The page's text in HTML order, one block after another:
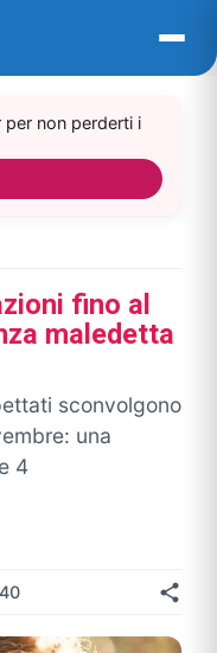
per non perderti i
fino al
maledetta
sconvolgono
una
4